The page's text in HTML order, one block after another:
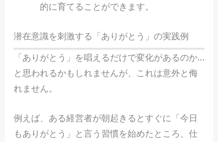
的に育てることができます。
潜在意識を刺激する「ありがとう」の実践例
「ありがとう」を唱えるだけで変化があるのか…
と思われるかもしれませんが、これは意外と侮
れません。
例えば、ある経営者が朝起きるとすぐに「今日
もありがとう」と言う習慣を始めたところ、仕